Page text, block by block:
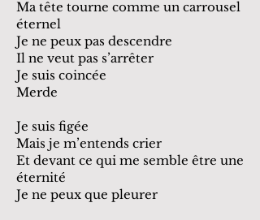
Ma tête tourne comme un carrousel
éternel
Je ne peux pas descendre
Il ne veut pas s’arrêter
Je suis coincée
Merde
Je suis figée
Mais je m’entends crier
Et devant ce qui me semble être une
éternité
Je ne peux que pleurer